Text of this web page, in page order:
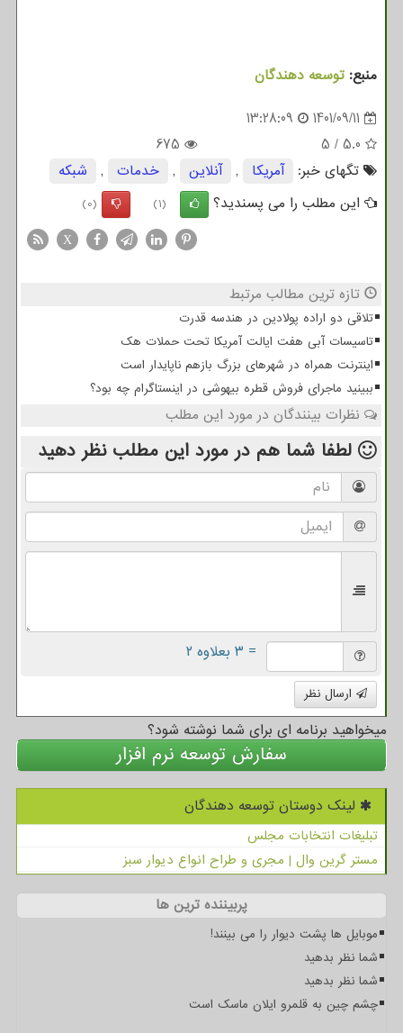
منبع: توسعه دهندگان
1401/09/11
13:28:09
5.0
/
5
675
تگهای خبر:
آمریكا , آنلاین , خدمات ,
شبكه
این مطلب را می پسندید؟
(1)
(0)
X
تازه ترین مطالب مرتبط
تلاقی دو اراده پولادین در هندسه قدرت
تاسیسات آبی هفت ایالت آمریکا تحت حملات هک
اینترنت همراه در شهرهای بزرگ بازهم ناپایدار است
ببینید ماجرای فروش قطره بیهوشی در اینستاگرام چه بود؟
نظرات بینندگان در مورد این مطلب
لطفا شما هم در مورد این مطلب نظر دهید
= ۳ بعلاوه ۲
ارسال نظر
میخواهید برنامه ای برای شما نوشته شود؟
سفارش توسعه نرم افزار
لینک دوستان توسعه دهندگان
تبلیغات انتخابات مجلس
مستر گرین وال | مجری و طراح انواع دیوار سبز
پربیننده ترین ها
موبایل ها پشت دیوار را می بینند!
شما نظر بدهید
شما نظر بدهید
چشم چین به قلمرو ایلان ماسک است